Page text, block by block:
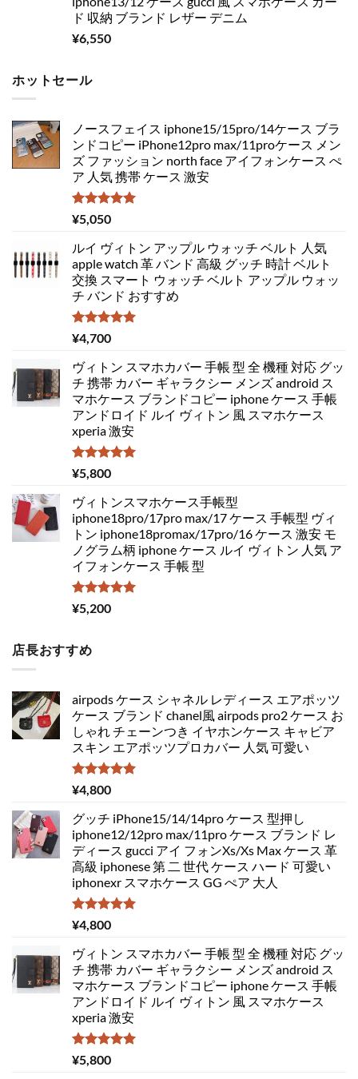
ド 収納 ブランド レザー デニム
¥6,550
ホットセール
ノースフェイス iphone15/15pro/14ケース ブラ
ンドコピー iPhone12pro max/11proケース メン
ズ ファッション north face アイフォンケース ぺ
ア 人気 携帯 ケース 激安
5段階中
5.00
¥5,050
ルイ ヴィトン アップル ウォッチ ベルト 人気
apple watch 革 バンド 高級 グッチ 時計 ベルト
交換 スマート ウォッチ ベルト アップル ウォッ
チ バンド おすすめ
5段階中
5.00
¥4,700
ヴィトン スマホカバー 手帳 型 全 機種 対応 グッ
チ 携帯 カバー ギャラクシー メンズ android ス
マホケース ブランドコピー iphone ケース 手帳
アンドロイド ルイ ヴィトン 風 スマホケース
xperia 激安
5段階中
5.00
¥5,800
ヴィトンスマホケース手帳型
iphone18pro/17pro max/17 ケース 手帳型 ヴィ
トン iphone18promax/17pro/16 ケース 激安 モ
ノグラム柄 iphone ケース ルイ ヴィトン 人気 ア
イフォンケース 手帳 型
5段階中
5.00
¥5,200
店長おすすめ
airpods ケース シャネル レディース エアポッツ
ケース ブランド chanel風 airpods pro2 ケース お
しゃれ チェーンつき イヤホンケース キャビア
スキン エアポッツプロカバー 人気 可愛い
5段階中
5.00
¥4,800
グッチ iPhone15/14/14pro ケース 型押し
iphone12/12pro max/11pro ケース ブランド レ
ディース gucci アイ フォンXs/Xs Max ケース 革
高級 iphonese 第 二 世代 ケース ハード 可愛い
iphonexr スマホケース GG ぺア 大人
5段階中
5.00
¥4,800
ヴィトン スマホカバー 手帳 型 全 機種 対応 グッ
チ 携帯 カバー ギャラクシー メンズ android ス
マホケース ブランドコピー iphone ケース 手帳
アンドロイド ルイ ヴィトン 風 スマホケース
xperia 激安
5段階中
5.00
¥5,800